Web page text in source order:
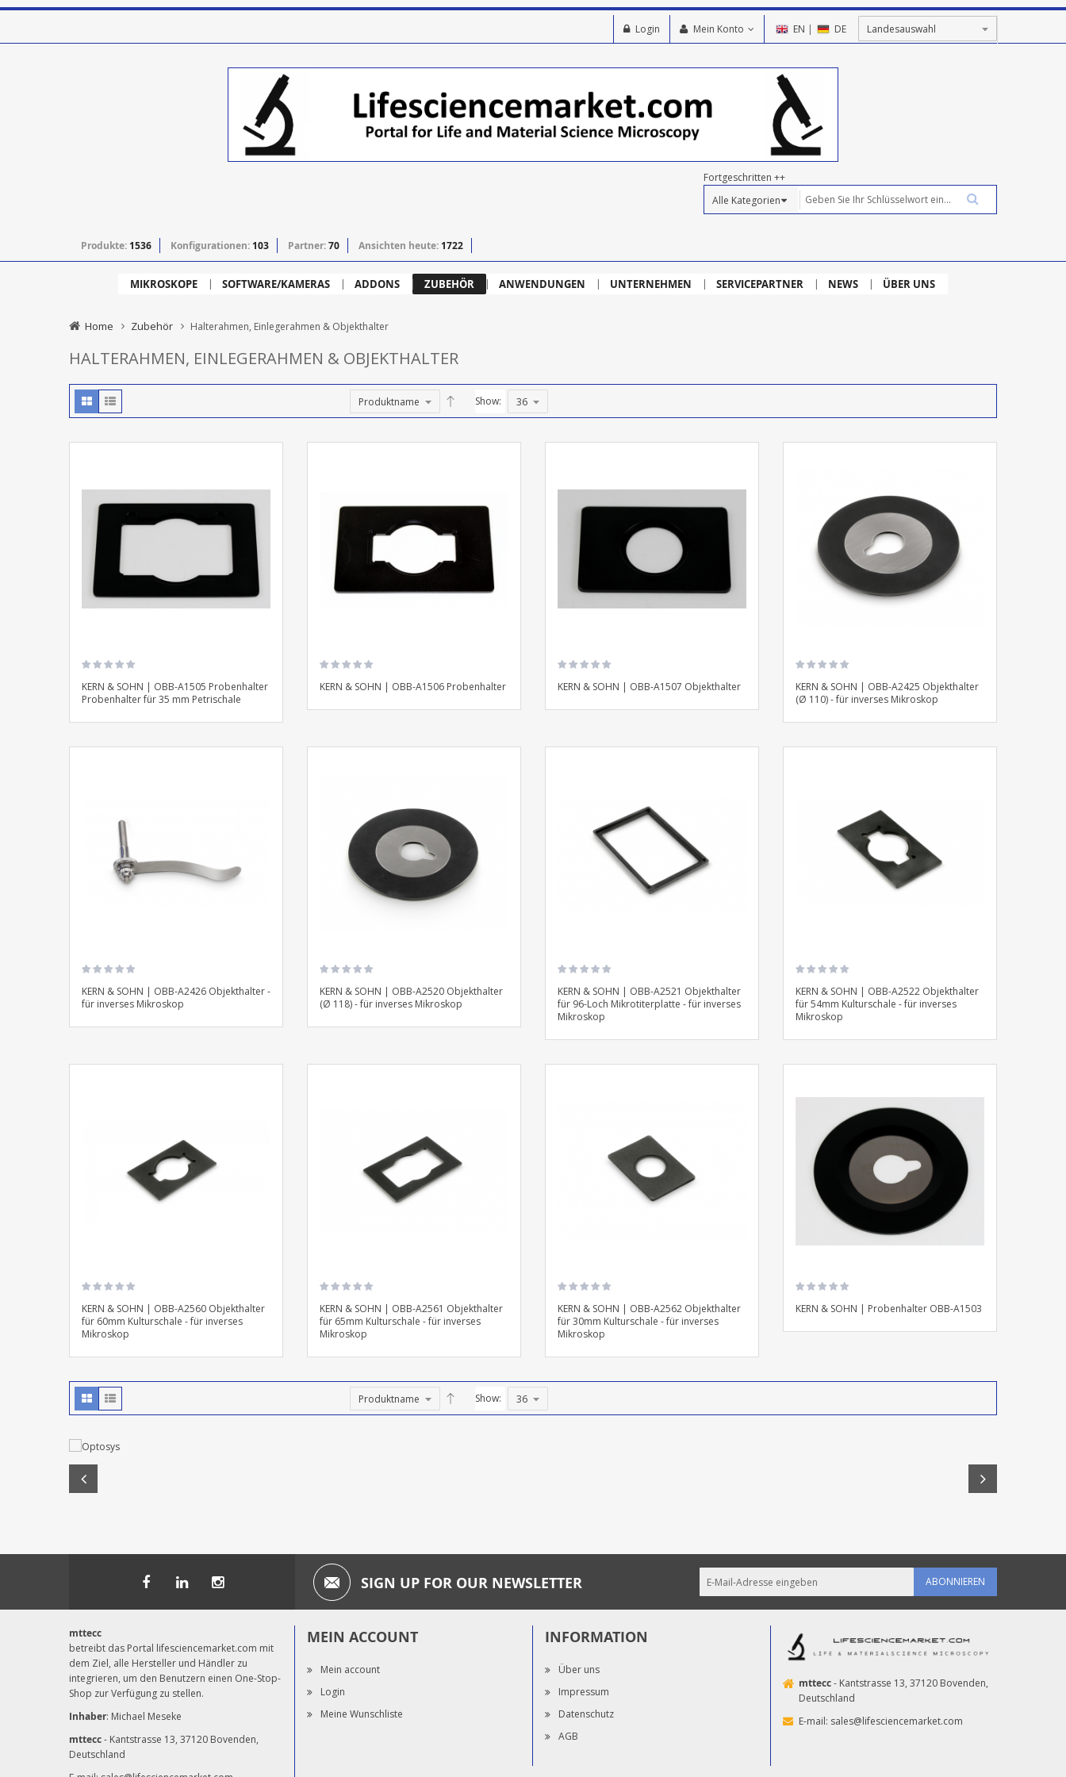
EN | DE
Mein Konto
Login
Fortgeschritten ++
Produkte: 1536 Konfigurationen: 103 Partner:70 Ansichten heute: 1722
MIKROSKOPE SOFTWARE/KAMERAS ADDONS ZUBEHÖR ANWENDUNGEN UNTERNEHMEN SERVICEPARTNER NEWS ÜBER UNS
Home Zubehör Halterahmen, Einlegerahmen & Objekthalter
HALTERAHMEN, EINLEGERAHMEN & OBJEKTHALTER
Show:
KERN & SOHN | OBB-A1505 Probenhalter
Probenhalter für 35 mm Petrischale
KERN & SOHN | OBB-A1506 Probenhalter KERN & SOHN | OBB-A1507 Objekthalter
KERN & SOHN | OBB-A2425 Objekthalter
(Ø 110) - für inverses Mikroskop
KERN & SOHN | OBB-A2426 Objekthalter -
für inverses Mikroskop
KERN & SOHN | OBB-A2520 Objekthalter
(Ø 118) - für inverses Mikroskop
KERN & SOHN | OBB-A2521 Objekthalter
für 96-Loch Mikrotiterplatte - für inverses
Mikroskop
KERN & SOHN | OBB-A2522 Objekthalter
für 54mm Kulturschale - für inverses
Mikroskop
KERN & SOHN | OBB-A2560 Objekthalter
für 60mm Kulturschale - für inverses
Mikroskop
KERN & SOHN | OBB-A2561 Objekthalter
für 65mm Kulturschale - für inverses
Mikroskop
KERN & SOHN | OBB-A2562 Objekthalter
für 30mm Kulturschale - für inverses
Mikroskop
KERN & SOHN | Probenhalter OBB-A1503
Show:
SIGN UP FOR OUR NEWSLETTER ABONNIEREN
mttecc
betreibt das Portal lifesciencemarket.com mit
dem Ziel, alle Hersteller und Händler zu
integrieren, um den Benutzern einen One-Stop-
Shop zur Verfügung zu stellen.
Inhaber: Michael Meseke
mttecc- Kantstrasse 13, 37120 Bovenden,
Deutschland
MEIN ACCOUNT
Mein account
Login
Meine Wunschliste
INFORMATION
Über uns
Impressum
Datenschutz
AGB
mttecc- Kantstrasse 13, 37120 Bovenden,
Deutschland
E-mail: sales@lifesciencemarket.com